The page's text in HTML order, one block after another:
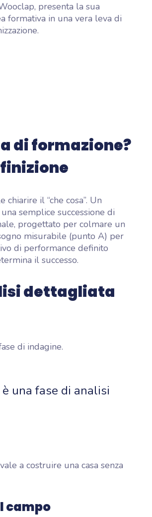
presenta la sua
formativa in una vera leva di
di formazione?
il “che cosa”. Un
semplice successione di
progettato per colmare un
misurabile (punto A) per
di performance definito
il successo.
dettagliata
di indagine.
una fase di analisi
a costruire una casa senza
campo